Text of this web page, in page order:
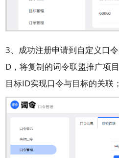
3、成功注册申请到自定义口
D，将复制的词令联盟推广项
目标ID实现口令与目标的关联；